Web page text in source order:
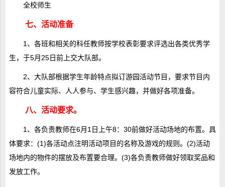
全校师生
七、活动准备
1、各班和相关的科任教师按学校表彰要求评选出各类优秀学
生，于5月25日前上交大队部。
2、大队部根据学生年龄特点拟订游园活动节目，要求节目内
容符合儿童实际、人人参与、学生感兴趣，并做好各项准备。
八、活动要求。
1、各负责教师在6月1日上午8：30前做好活动场地的布置。具
体要求：(1)各活动点注明活动项目的名称及游戏的规则。(2)活动
场地内的物件的摆放及布置要合理。(3)各负责教师做好领取奖品和
发放工作。